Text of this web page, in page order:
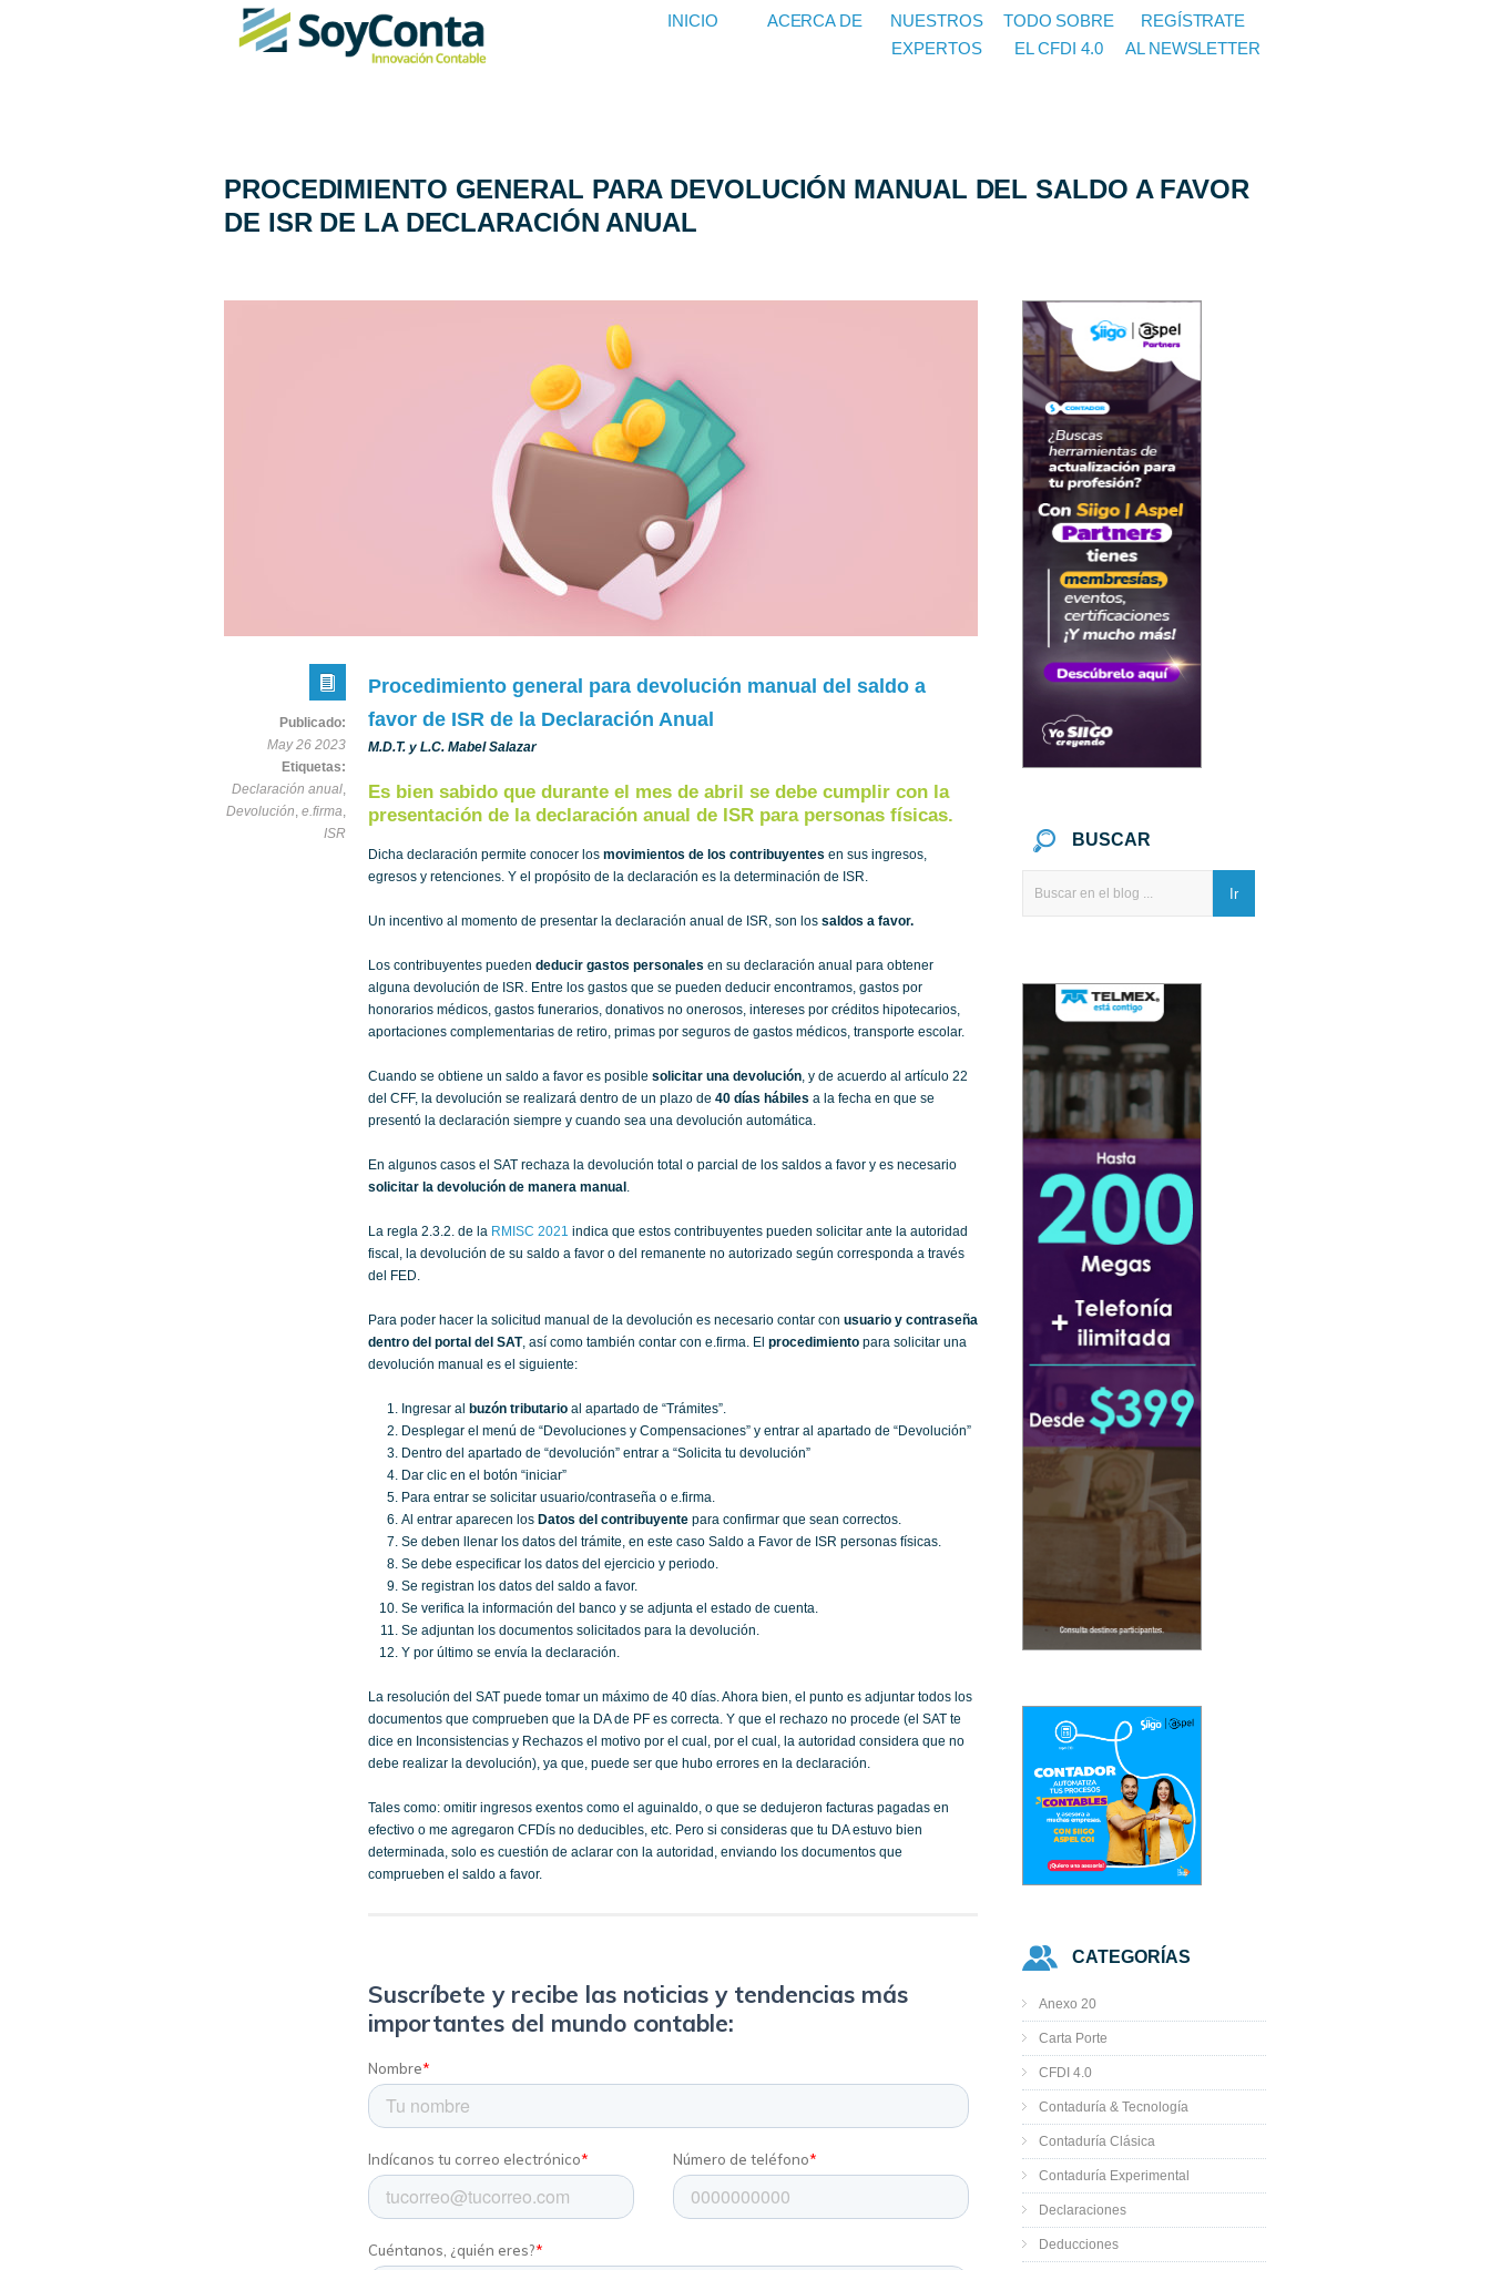
INICIO ACERCA DE
NUESTROS
EXPERTOS
TODO SOBRE
EL CFDI 4.0
REGÍSTRATE
AL NEWSLETTER
PROCEDIMIENTO GENERAL PARA DEVOLUCIÓN MANUAL DEL SALDO A FAVOR
DE ISR DE LA DECLARACIÓN ANUAL
Procedimiento general para devolución manual del saldo a
favor de ISR de la Declaración Anual
M.D.T. y L.C. Mabel Salazar
Es bien sabido que durante el mes de abril se debe cumplir con la
presentación de la declaración anual de ISR para personas físicas.
Dicha declaración permite conocer los movimientos de los contribuyentes en sus ingresos,
egresos y retenciones. Y el propósito de la declaración es la determinación de ISR.
Un incentivo al momento de presentar la declaración anual de ISR, son los saldos a favor.
Los contribuyentes pueden deducir gastos personales en su declaración anual para obtener
alguna devolución de ISR. Entre los gastos que se pueden deducir encontramos, gastos por
honorarios médicos, gastos funerarios, donativos no onerosos, intereses por créditos hipotecarios,
aportaciones complementarias de retiro, primas por seguros de gastos médicos, transporte escolar.
Cuando se obtiene un saldo a favor es posible solicitar una devolución, y de acuerdo al artículo 22
del CFF, la devolución se realizará dentro de un plazo de 40 días hábiles a la fecha en que se
presentó la declaración siempre y cuando sea una devolución automática.
En algunos casos el SAT rechaza la devolución total o parcial de los saldos a favor y es necesario
solicitar la devolución de manera manual .
La regla 2.3.2. de la RMISC 2021 indica que estos contribuyentes pueden solicitar ante la autoridad
fiscal, la devolución de su saldo a favor o del remanente no autorizado según corresponda a través
del FED.
Para poder hacer la solicitud manual de la devolución es necesario contar con usuario y contraseña
dentro del portal del SAT, así como también contar con e.firma. El procedimiento para solicitar una
devolución manual es el siguiente:
Ingresar al buzón tributario al apartado de “Trámites”.
Desplegar el menú de “Devoluciones y Compensaciones” y entrar al apartado de “Devolución”
Dentro del apartado de “devolución” entrar a “Solicita tu devolución”
Dar clic en el botón “iniciar”
Para entrar se solicitar usuario/contraseña o e.firma.
Al entrar aparecen los Datos del contribuyente para confirmar que sean correctos.
Se deben llenar los datos del trámite, en este caso Saldo a Favor de ISR personas físicas.
Se debe especificar los datos del ejercicio y periodo.
Se registran los datos del saldo a favor.
Se verifica la información del banco y se adjunta el estado de cuenta.
Se adjuntan los documentos solicitados para la devolución.
Y por último se envía la declaración.
La resolución del SAT puede tomar un máximo de 40 días. Ahora bien, el punto es adjuntar todos los
documentos que comprueben que la DA de PF es correcta. Y que el rechazo no procede (el SAT te
dice en Inconsistencias y Rechazos el motivo por el cual, por el cual, la autoridad considera que no
debe realizar la devolución), ya que, puede ser que hubo errores en la declaración.
Tales como: omitir ingresos exentos como el aguinaldo, o que se dedujeron facturas pagadas en
efectivo o me agregaron CFDís no deducibles, etc. Pero si consideras que tu DA estuvo bien
determinada, solo es cuestión de aclarar con la autoridad, enviando los documentos que
comprueben el saldo a favor.
Publicado:
May 26 2023
Etiquetas:
Declaración anual,
Devolución, e.firma,
ISR
BUSCAR
CATEGORÍAS
Anexo 20
Carta Porte
CFDI 4.0
Contaduría & Tecnología
Contaduría Clásica
Contaduría Experimental
Declaraciones
Deducciones